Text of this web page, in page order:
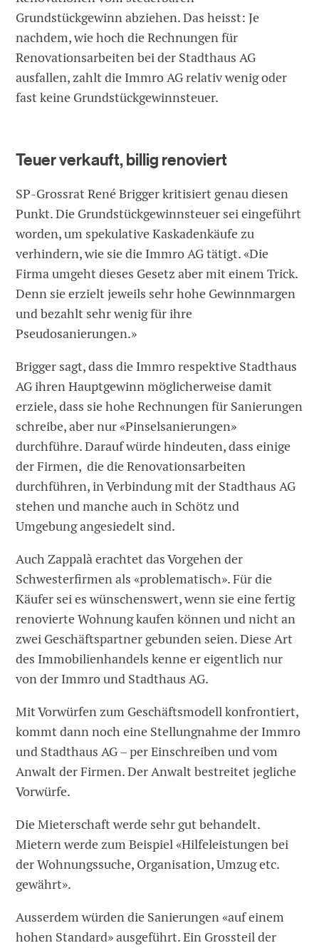
Grundstückgewinn abziehen. Das heisst: Je
nachdem, wie hoch die Rechnungen für
Renovationsarbeiten bei der Stadthaus AG
ausfallen, zahlt die Immro AG relativ wenig oder
fast keine Grundstückgewinnsteuer.
Teuer verkauft, billig renoviert
SP-Grossrat René Brigger kritisiert genau diesen
Punkt. Die Grundstückgewinnsteuer sei eingeführt
worden, um spekulative Kaskadenkäufe zu
verhindern, wie sie die Immro AG tätigt. «Die
Firma umgeht dieses Gesetz aber mit einem Trick.
Denn sie erzielt jeweils sehr hohe Gewinnmargen
und bezahlt sehr wenig für ihre
Pseudosanierungen.»
Brigger sagt, dass die Immro respektive Stadthaus
AG ihren Hauptgewinn möglicherweise damit
erziele, dass sie hohe Rechnungen für Sanierungen
schreibe, aber nur «Pinselsanierungen»
durchführe. Darauf würde hindeuten, dass einige
der Firmen, die die Renovationsarbeiten
durchführen, in Verbindung mit der Stadthaus AG
stehen und manche auch in Schötz und
Umgebung angesiedelt sind.
Auch Zappalà erachtet das Vorgehen der
Schwesterfirmen als «problematisch». Für die
Käufer sei es wünschenswert, wenn sie eine fertig
renovierte Wohnung kaufen können und nicht an
zwei Geschäftspartner gebunden seien. Diese Art
des Immobilienhandels kenne er eigentlich nur
von der Immro und Stadthaus AG.
Mit Vorwürfen zum Geschäftsmodell konfrontiert,
kommt dann noch eine Stellungnahme der Immro
und Stadthaus AG – per Einschreiben und vom
Anwalt der Firmen. Der Anwalt bestreitet jegliche
Vorwürfe.
Die Mieterschaft werde sehr gut behandelt.
Mietern werde zum Beispiel «Hilfeleistungen bei
der Wohnungssuche, Organisation, Umzug etc.
gewährt».
Ausserdem würden die Sanierungen «auf einem
hohen Standard» ausgeführt. Ein Grossteil der